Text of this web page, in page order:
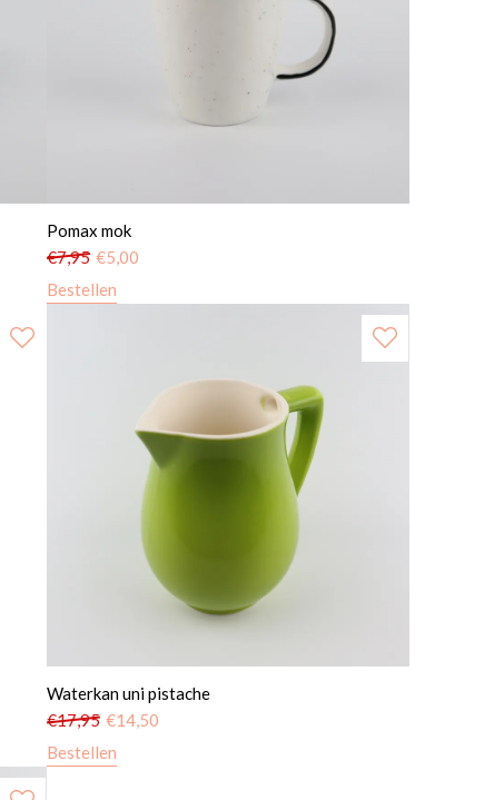
Pomax mok
€7,95 €5,00
Bestellen
Waterkan uni pistache
€17,95 €14,50
Bestellen